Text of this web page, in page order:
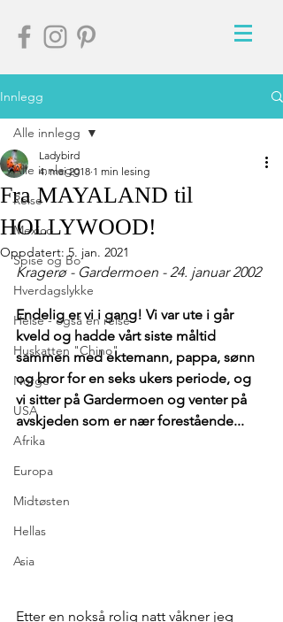
Innlegg
Alle innlegg
Reise
Mexico
Spise og Bo
Hverdagslykke
Helse - også en reise
Huskatten "Chino"
Norge
USA
Afrika
Europa
Midtøsten
Hellas
Asia
Alle innlegg
Fra MAYALAND til
HOLLYWOOD!
Ladybird
4. mai 2018 1 min lesing
Oppdatert:5. jan. 2021
Kragerø - Gardermoen - 24. januar 2002
Endelig er vi i gang! Vi var ute i går
kveld og hadde vårt siste måltid
sammen med ektemann, pappa, sønn
og bror for en seks ukers periode, og
vi sitter på Gardermoen og venter på
avskjeden som er nær forestående...
Etter en nokså rolig natt våkner jeg